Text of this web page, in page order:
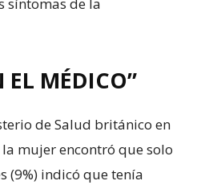
síntomas de la
EL MÉDICO”
de Salud británico en
mujer encontró que solo
(9%) indicó que tenía